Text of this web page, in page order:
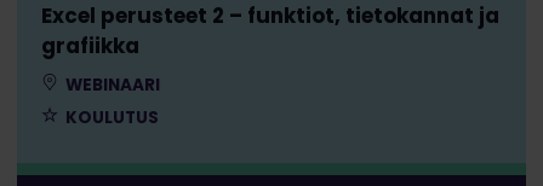
Excel perusteet 2 – funktiot, tietokannat ja
grafiikka
WEBINAARI
KOULUTUS